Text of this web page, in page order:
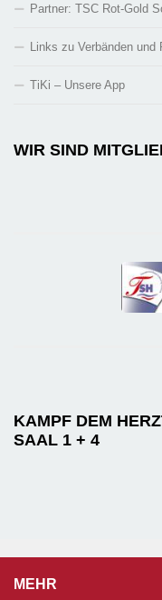
Partner: TSC Rot-Gold
Links zu Verbänden und
TiKi – Unsere App
WIR SIND
KAMPF DEM
SAAL 1 + 4
MEHR